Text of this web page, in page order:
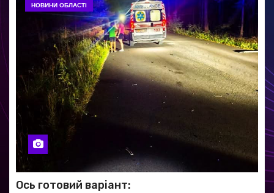
НОВИНИ ОБЛАСТІ
Ось готовий варіант: